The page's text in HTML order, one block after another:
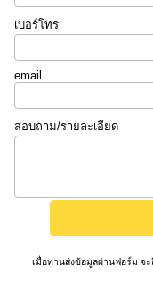
เบอร์โทร
email
สอบถาม/รายละเอียด
เมื่อท่านส่งข้อมูลผ่านฟอร์ม จ